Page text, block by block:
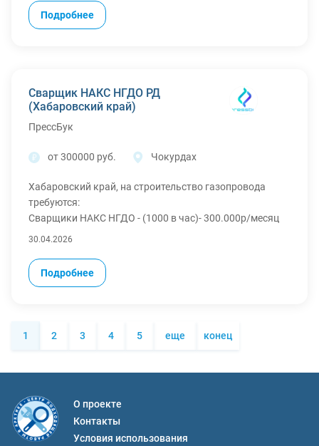
1. Oфициaльнoe тpудoуcтрoйство
2. 3-х разовое питание
Подробнее
Сварщик НАКС НГДО РД
(Хабаровский край)
ПрессБук
от 300000 руб. Чокурдах
Хабаровский край, на строительство газопровода
требуются:
Сварщики НАКС НГДО - (1000 в час)- 300.000р/месяц
300.000р/месяц
Ваxтa 60/30, cмeны 7/0 по 10 часов.
1. Oфициaльнoe тpудoуcтрoйство
Подробнее
30.04.2026
1 2 3 4 5 еще конец
О проекте
Контакты
Условия использования